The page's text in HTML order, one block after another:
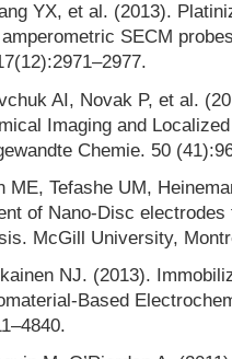
YX, et al. (2013).
SECM
AI, Novak P, et al.
Imaging and
Chemie. 50
ME, Tefashe UM,
of Nano-Disc
McGill University,
NJ. (2013).
Based